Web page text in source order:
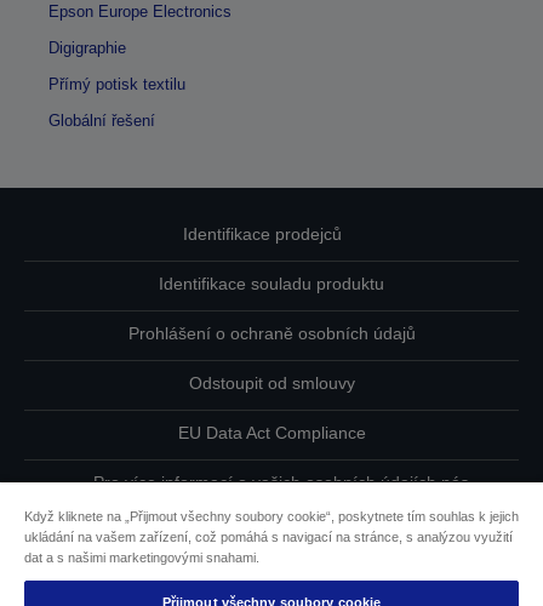
Epson Europe Electronics
Digigraphie
Přímý potisk textilu
Globální řešení
Identifikace prodejců
Identifikace souladu produktu
Prohlášení o ochraně osobních údajů
Odstoupit od smlouvy
EU Data Act Compliance
Pro více informací o vašich osobních údajích nás
Informace o souborech cookie
Když kliknete na „Přijmout všechny soubory cookie“, poskytnete tím souhlas k jejich
ukládání na vašem zařízení, což pomáhá s navigací na stránce, s analýzou využití
dat a s našimi marketingovými snahami.
Přijmout všechny soubory cookie